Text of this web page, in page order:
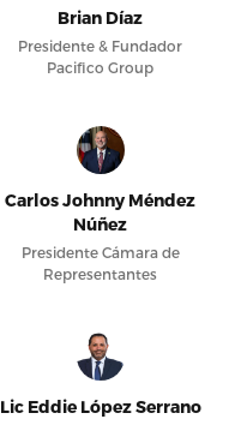
Brian Díaz
Presidente & Fundador
Pacifico Group
Carlos Johnny Méndez
Núñez
Presidente Cámara de
Representantes
Lic Eddie López Serrano